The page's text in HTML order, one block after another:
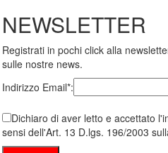
NEWSLETTER
Registrati in pochi click alla
sulle nostre news.
Indirizzo Email*:
Dichiaro di aver letto e accettato
sensi dell'Art. 13 D.lgs. 196/2003